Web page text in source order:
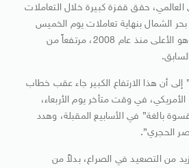
حقق قفزة كبيرة خلال التعاملات
بحر الشمال بنهاية تعاملات يوم الخميس
141.36 دولار للبرميل، وهو الأعلى منذ عام 2008، مرتفعاً من
إلى أن هذا الارتفاع الكبير جاء عقب خطاب
الأمريكي، في وقت متأخر يوم الأربعاء،
بالغة” في الأسابيع المقبلة، وهدد
الحجري”.
من التصعيد في الصراع، بدلاً من